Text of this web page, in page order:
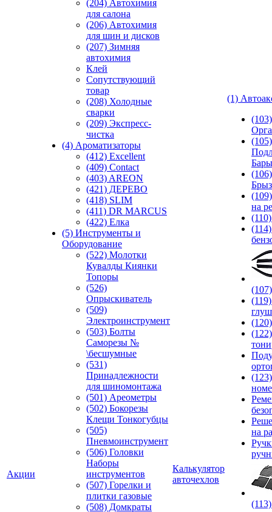
Акции
(204) Автохимия
для салона
(206) Автохимия
для шин и дисков
(207) Зимняя
автохимия
Клей
Сопутствующий
товар
(208) Холодные
сварки
(209) Экспреcс-
чистка
(4) Ароматизаторы
(412) Excellent
(409) Contact
(403) AREON
(421) ДЕРЕВО
(418) SLIM
(411) DR MARCUS
(422) Елка
(5) Инструменты и
Оборудование
(522) Молотки
Кувалды Киянки
Топоры
(526)
Опрыскиватель
(509)
Электроинструмент
(503) Болты
Саморезы №
\бесшумные
(531)
Принадлежности
для шиномонтажа
(501) Ареометры
(502) Бокорезы
Клещи Тонкогубцы
(505)
Пневмоинструмент
(506) Головки
Наборы
инструментов
(507) Горелки и
плитки газовые
(508) Домкраты
Калькулятор
авточехлов
(1)
(105)
Бары
(106)
на
на